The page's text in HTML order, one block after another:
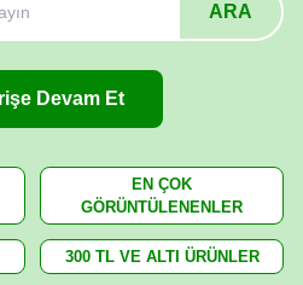
ARA
Devam Et
EN ÇOK
GÖRÜNTÜLENENLER
300 TL VE ALTI ÜRÜNLER